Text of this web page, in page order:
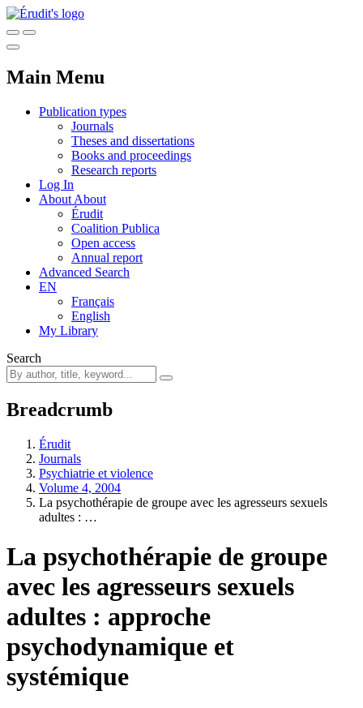
Main Menu
Publication types
Journals
Theses and dissertations
Books and proceedings
Research reports
Log In
About About
Érudit
Coalition Publica
Open access
Annual report
Advanced Search
EN
Français
English
My Library
Search
Breadcrumb
Érudit
Journals
Psychiatrie et violence
Volume 4, 2004
La psychothérapie de groupe avec les agresseurs sexuels
adultes : …
La psychothérapie de groupe
avec les agresseurs sexuels
adultes : approche
psychodynamique et
systémique